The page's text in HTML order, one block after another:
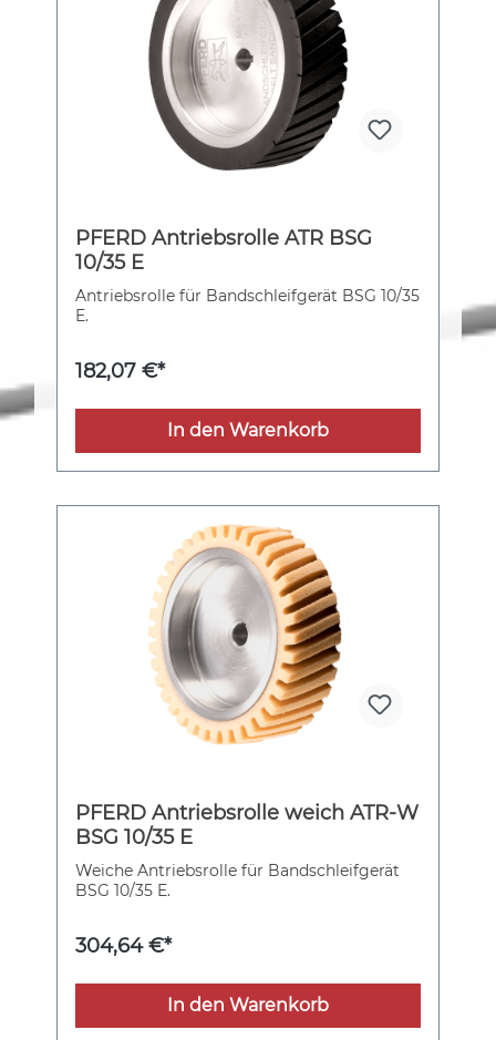
PFERD Antriebsrolle ATR BSG
10/35 E
Antriebsrolle für Bandschleifgerät BSG 10/35
E.
182,07 €*
In den Warenkorb
PFERD Antriebsrolle weich ATR-W
BSG 10/35 E
Weiche Antriebsrolle für Bandschleifgerät
BSG 10/35 E.
304,64 €*
In den Warenkorb